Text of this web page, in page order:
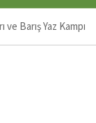
ve Barış Yaz Kampı